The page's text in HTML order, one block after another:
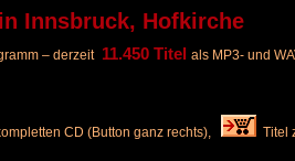
Innsbruck, Hofkirche
– derzeit 11.450 Titel als MP3- und
CD (Button ganz rechts),
Titel